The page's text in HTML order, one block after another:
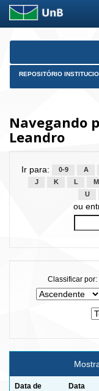
Skip
REPOSITÓRIO
Navegando
Leandro
Ir para: 0-9 A
J
K L M
U
ou
Classificar por:
Data de
Data